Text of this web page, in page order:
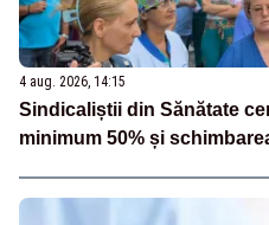
4 aug. 2026, 14:15
Sindicaliștii din Sănătate
minimum 50% și